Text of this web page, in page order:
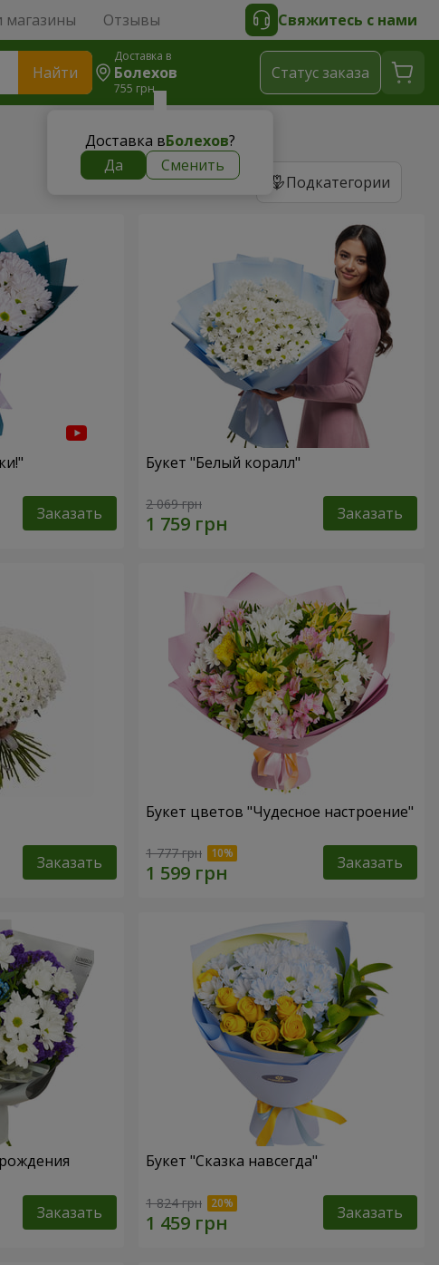
Отзывы Свяжитесь с нами
Найти
Доставка в
Болехов
755 грн
Доставка вБолехов?
Да
Сменить
Cтатус заказа
Подкатегории
Заказать
Букет "Белый коралл"
2 069 грн Заказать
Заказать
Букет цветов "Чудесное настроение"
1 777 грн Заказать
Заказать
Букет "Сказка навсегда"
1 824 грн Заказать